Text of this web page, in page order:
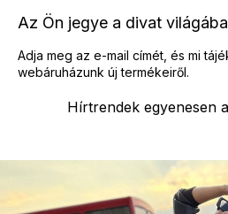
Hírtrendek egyenesen
Az Ön jegye a divat világába
Adja meg az e-mail címét, és mi
webáruházunk új termékeiről.